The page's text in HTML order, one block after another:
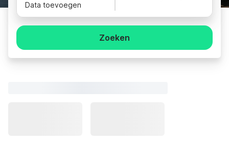
Data toevoegen
Zoeken